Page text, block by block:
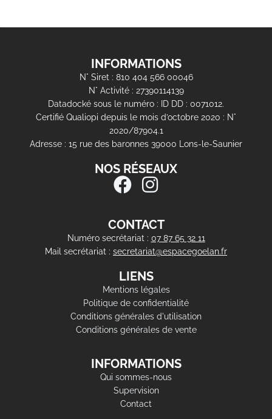
INFORMATIONS
N° Siret : 810 404 566 00046
N° Activité : 27390114139
Datadocké sous le numéro : ID DD : 0071012.
Certifié Qualiopi depuis le mois d’octobre 2020 : N°
2020/87904.1
Adresse : 15 rue des baronnes 39000 Lons-le-Saunier
NOS RÉSEAUX
CONTACT
Numéro secrétariat : 07 87 65 32 11
Mail secrétariat : secretariat@espacegoelan.fr
LIENS
Mentions légales
Politique de confidentialité
Conditions générales d'utilisation
Conditions générales de vente
INFORMATIONS
Qui sommes-nous
Supervision
Contact